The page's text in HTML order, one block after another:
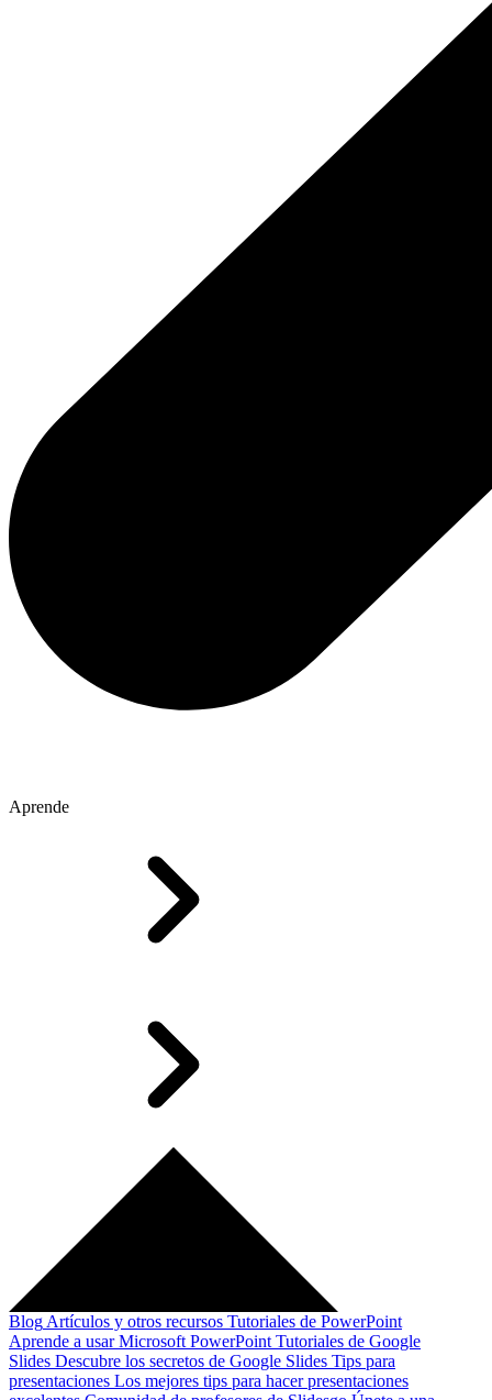
Aprende
Blog Artículos y otros recursos Tutoriales de PowerPoint
Aprende a usar Microsoft PowerPoint Tutoriales de Google
Slides Descubre los secretos de Google Slides Tips para
presentaciones Los mejores tips para hacer presentaciones